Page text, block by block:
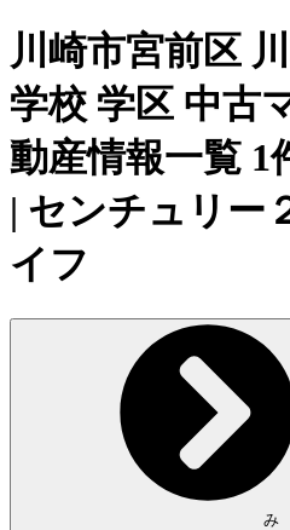
川崎市宮前区
学校 学区 中古
動産情報一覧 1
| センチュリー
イフ
み